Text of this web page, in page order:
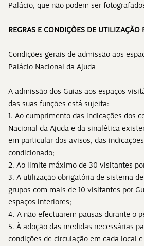
Palácio, que não podem ser
REGRAS E CONDIÇÕES DE UTILIZAÇÃO
Condições gerais de admissão aos
Palácio Nacional da Ajuda
A admissão dos Guias aos espaços
das suas funções está sujeita:
1. Ao cumprimento das indicações dos
Nacional da Ajuda e da sinalética
em particular dos avisos, das
condicionado;
2. Ao limite máximo de 30 visitantes
3. A utilização obrigatória de sistema
grupos com mais de 10 visitantes por
espaços interiores;
4. A não efectuarem pausas durante o
5. À adoção das medidas necessárias
condições de circulação em cada local